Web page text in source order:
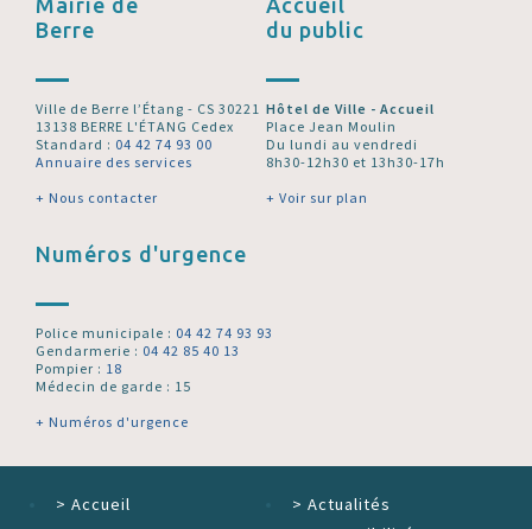
Berre
Ville de Berre l’Étang - CS 30221
13138 BERRE L'ÉTANG Cedex
Standard : 04 42 74 93 00
Annuaire des services
+ Nous contacter
du public
Hôtel de Ville - Accueil
Place Jean Moulin
Du lundi au vendredi
8h30-12h30 et 13h30-17h
+ Voir sur plan
Numéros d'urgence
Police municipale : 04 42 74 93 93
Gendarmerie : 04 42 85 40 13
Pompier : 18
Médecin de garde : 15
+ Numéros d'urgence
> Accueil > Actualités